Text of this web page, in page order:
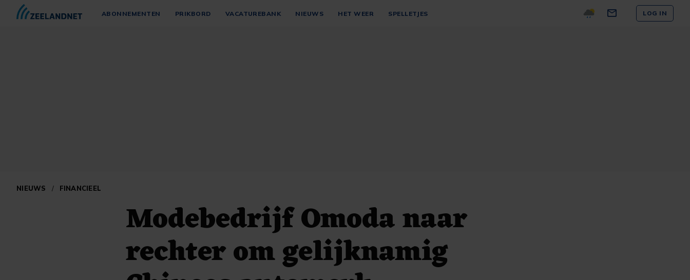
ABONNEMENTEN PRIKBORD VACATUREBANK NIEUWS HET WEER SPELLETJES LOG IN
NIEUWS / FINANCIEEL
Modebedrijf Omoda naar
rechter om gelijknamig